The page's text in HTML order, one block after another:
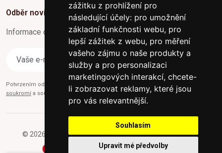
zážitku z prohlížení pro
následující účely: pro umožnění
základní funkčnosti webu, pro
lepší zážitek z webu, pro měření
vašeho zájmu o naše produkty a
služby a pro personalizaci
marketingových interakcí, chcete-
li zobrazovat reklamy, které jsou
pro vás relevantnější.
Souhlasím
Upravit mé předvolby
Odběr novinek
Informace o Novinkách a užitečné rady max. 1x za týden
Odebírat
Potvrzením odběru současně souhlasíte s našimi podmínkami o
soukromí a současně nám udělujete souhlas se zasíláním obchodních e-mailů.
© 2026 Furniture-nabytek.cz - Všechna práva vyhrazena.